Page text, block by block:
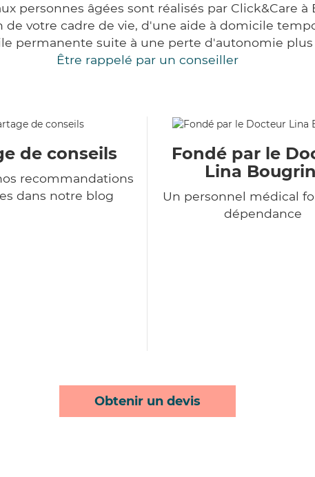
personnes âgées sont réalisés par Click&Care à
votre cadre de vie, d'une aide à domicile
permanente suite à une perte d'autonomie plus
Être rappelé par un conseiller
de conseils
recommandations
dans notre blog
Fondé par le
Lina
Un personnel médical
dépendance
Obtenir un devis